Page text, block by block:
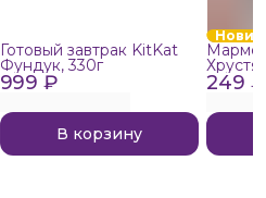
999 ₽
Готовый завтрак KitKat
Фундук, 330г
В корзину
249 ₽